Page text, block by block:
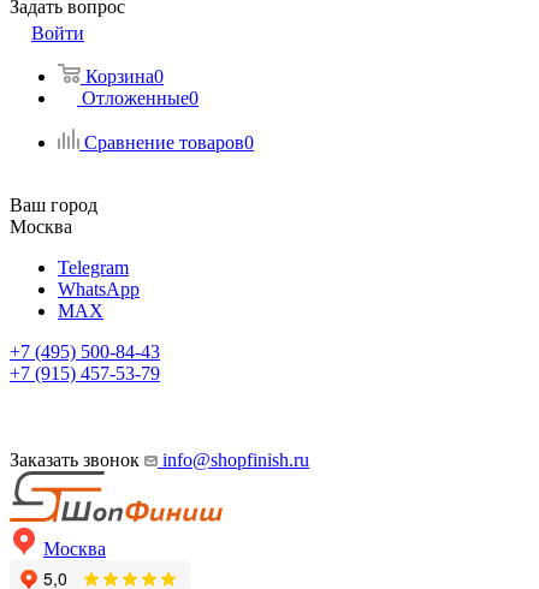
Задать вопрос
Войти
Корзина0
Отложенные0
Сравнение товаров0
Ваш город
Москва
Telegram
WhatsApp
MAX
+7 (495) 500-84-43
+7 (915) 457-53-79
Заказать звонок info@shopfinish.ru
Москва